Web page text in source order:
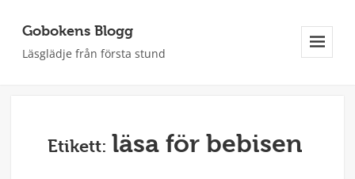
Gobokens Blogg
Läsglädje från första stund
Etikett: läsa för bebisen